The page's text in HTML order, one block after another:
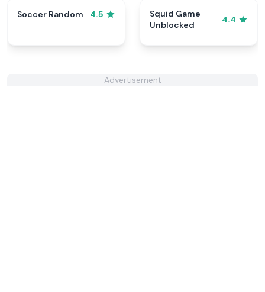
Soccer Random 4.5
Squid Game
Unblocked
4.4
Advertisement